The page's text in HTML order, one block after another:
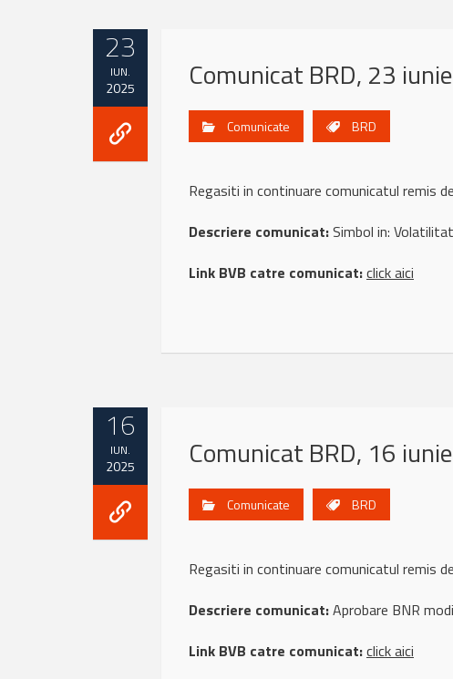
23
IUN.
2025 Comunicat BRD, 23
Comunicate BRD
Regasiti in continuare comunicatul remis
Descriere comunicat:Simbol in:
Link BVB catre comunicat:click aici
16
IUN.
2025 Comunicat BRD, 16
Comunicate BRD
Regasiti in continuare comunicatul remis
Descriere comunicat:Aprobare BNR
Link BVB catre comunicat:click aici